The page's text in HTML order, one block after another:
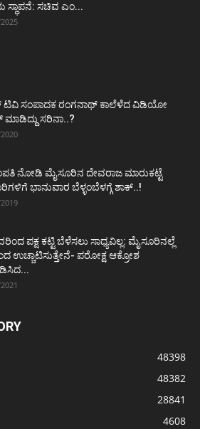
ಸಚಿವ ಎಂ...
ಟಿವಿ ಸಂಪಾದಕ ರಂಗನಾಥ್ ಕಾಲೆಳೆದ ವಿಡಿಯೋ
ಮಾಡಿದ್ದು ಸರಿನಾ..?
ನೋಡಿ ಮೈಸೂರಿನ ದೇವರಾಜ ಮಾರುಕಟ್ಟೆ
ಭಾನುವಾರ ಬೆಳ್ಳಂಬೆಳಗ್ಗೆ ಶಾಕ್..!
ಪಕ್ಷ ಕಟ್ಟಿ ಬೆಳೆಸಲು ಸಾಧ್ಯವಿಲ್ಲ: ಮೈಸೂರಿನಲ್ಲೆ
ಉಚ್ಚಾಟಿಸುತ್ತೇನೆ- ಪರೋಕ್ಷ ಆಕ್ರೋಶ
48398
48382
28841
4608